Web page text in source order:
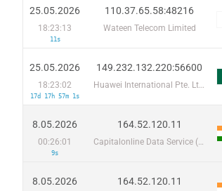
25.05.2026
18:23:13
11s
110.37.65.58:48216
Wateen Telecom Limited
25.05.2026
18:23:02
17d 17h 57m 1s
149.232.132.220:56600
Huawei International Pte. Ltd.
8.05.2026
00:26:01
9s
164.52.120.11
Capitalonline Data Service (HK) Co
8.05.2026 164.52.120.11